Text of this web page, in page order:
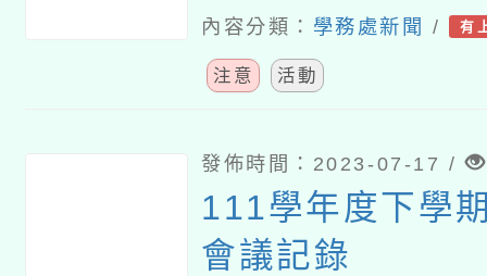
的身體是座博物
活動宣傳
內容分類： 學務處新聞 / 有
注意 活動
發佈時間：2023-07-17 /
111學年度下學
會議記錄